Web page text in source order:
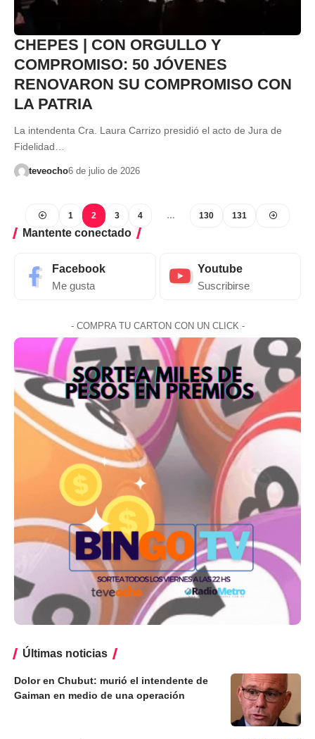
CHEPES | CON ORGULLO Y
COMPROMISO: 50 JÓVENES
RENOVARON SU COMPROMISO CON
LA PATRIA
La intendenta Cra. Laura Carrizo presidió el acto de Jura de
Fidelidad…
teveocho6 de julio de 2026
1 2 3 4 … 130 131
Mantente conectado
Facebook
Me gusta
Youtube
Suscribirse
- COMPRA TU CARTON CON UN CLICK -
Últimas noticias
Dolor en Chubut: murió el intendente de
Gaiman en medio de una operación